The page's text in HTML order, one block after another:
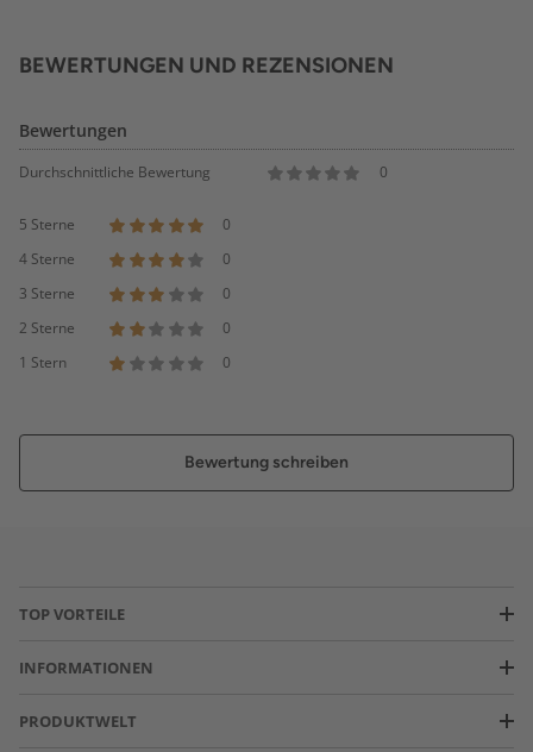
BEWERTUNGEN UND REZENSIONEN
Bewertungen
Durchschnittliche Bewertung 0
5 Sterne
0
4 Sterne
0
3 Sterne
0
2 Sterne
0
1 Stern
0
Bewertung schreiben
TOP VORTEILE
INFORMATIONEN
PRODUKTWELT